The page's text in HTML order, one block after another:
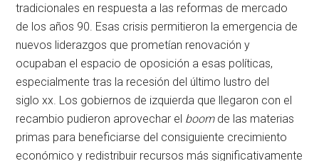
tradicionales en respuesta a las reformas de mercado
de los años 90. Esas crisis permitieron la emergencia de
nuevos liderazgos que prometían renovación y
ocupaban el espacio de oposición a esas políticas,
especialmente tras la recesión del último lustro del
sigloxx . Los gobiernos de izquierda que llegaron con el
recambio pudieron aprovechar el boomde las materias
primas para beneficiarse del consiguiente crecimiento
económico y redistribuir recursos más significativamente